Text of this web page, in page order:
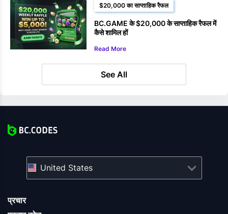
$20,000 का साप्ताहिक रैफल
BC.GAME के $20,000 के साप्ताहिक रैफल में
कैसे शामिल हों
Read More
See All
प्रचार
United States